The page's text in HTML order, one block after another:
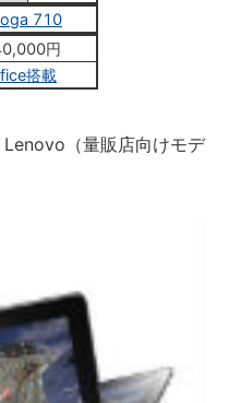
710
円
搭載
Lenovo（量販店向けモデ